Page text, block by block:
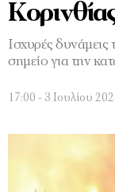
Ισχυρές δυνάμεις
σημείο για την
17:00 - 3 Ιουλίου